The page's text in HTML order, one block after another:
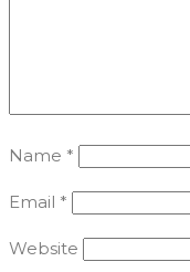
Name *
Email *
Website